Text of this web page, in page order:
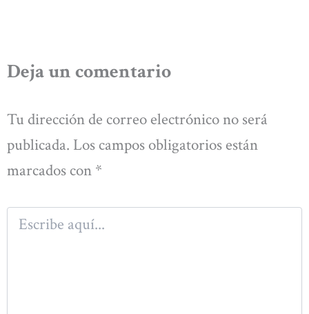
Deja un comentario
Tu dirección de correo electrónico no será
publicada. Los campos obligatorios están
marcados con *
Escribe
aquí...